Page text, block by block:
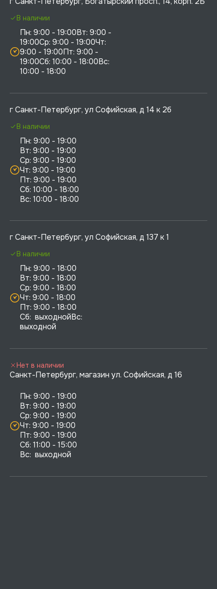
Пн: 9:00 - 19:00Вт: 9:00 -
19:00Ср: 9:00 - 19:00Чт:
9:00 - 19:00Пт: 9:00 -
19:00Сб: 10:00 - 18:00Вс:
10:00 - 18:00
В наличии
г Санкт-Петербург, ул Софийская, д 14 к 2б
Пн: 9:00 - 19:00
Вт: 9:00 - 19:00
Ср: 9:00 - 19:00
Чт: 9:00 - 19:00
Пт: 9:00 - 19:00
Сб: 10:00 - 18:00
В наличии
г Санкт-Петербург, ул Софийская, д 137 к 1
Пн: 9:00 - 18:00
Вт: 9:00 - 18:00
Ср: 9:00 - 18:00
Чт: 9:00 - 18:00
Пт: 9:00 - 18:00
Сб:  выходнойВс:
выходной
В наличии
Санкт-Петербург, магазин ул. Софийская, д 16
Пн: 9:00 - 19:00
Вт: 9:00 - 19:00
Ср: 9:00 - 19:00
Чт: 9:00 - 19:00
Пт: 9:00 - 19:00
Сб: 11:00 - 15:00
Вс:  выходной
Нет в наличии